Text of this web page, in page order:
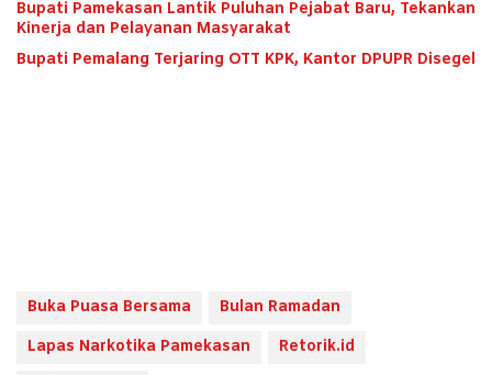
Bupati Pamekasan Lantik Puluhan Pejabat Baru, Tekankan
Kinerja dan Pelayanan Masyarakat
Bupati Pemalang Terjaring OTT KPK, Kantor DPUPR Disegel
Buka Puasa Bersama
Bulan Ramadan
Lapas Narkotika Pamekasan
Retorik.id